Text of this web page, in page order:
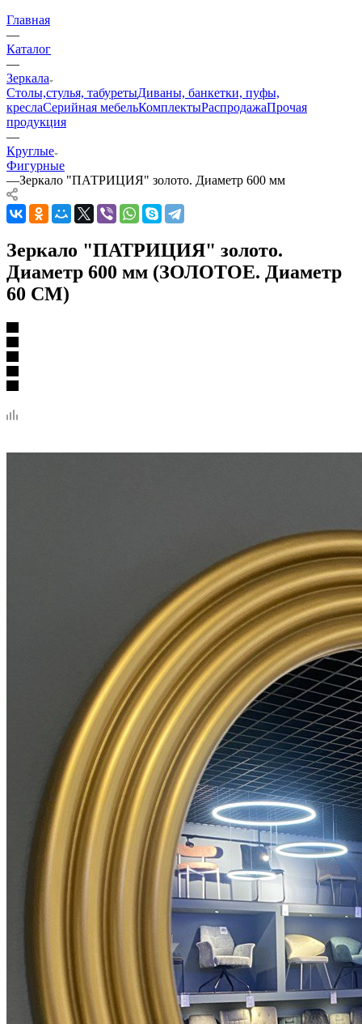
Главная
—
Каталог
—
Зеркала
Столы,стулья, табуретыДиваны, банкетки, пуфы,
креслаСерийная мебельКомплектыРаспродажаПрочая
продукция
—
Круглые
Фигурные
—Зеркало "ПАТРИЦИЯ" золото. Диаметр 600 мм
Зеркало "ПАТРИЦИЯ" золото.
Диаметр 600 мм (ЗОЛОТОЕ. Диаметр
60 СМ)